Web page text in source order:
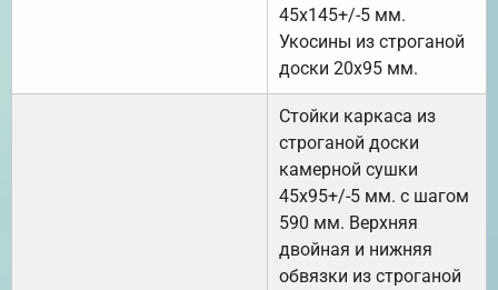
45х145+/-5 мм.
Укосины из строганой
доски 20х95 мм.
Стойки каркаса из
строганой доски
камерной сушки
45х95+/-5 мм. с шагом
590 мм. Верхняя
двойная и нижняя
обвязки из строганой